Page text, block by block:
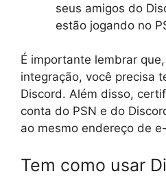
seus amigos do
estão jogando no
É importante lembrar
integração, você precisa
Discord. Além disso,
conta do PSN e do
ao mesmo endereço de
Tem como usar